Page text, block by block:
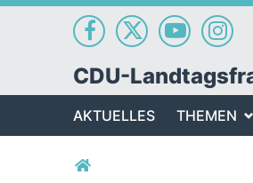
CDU-
AKTUELLES THEMEN
Sie sind hier